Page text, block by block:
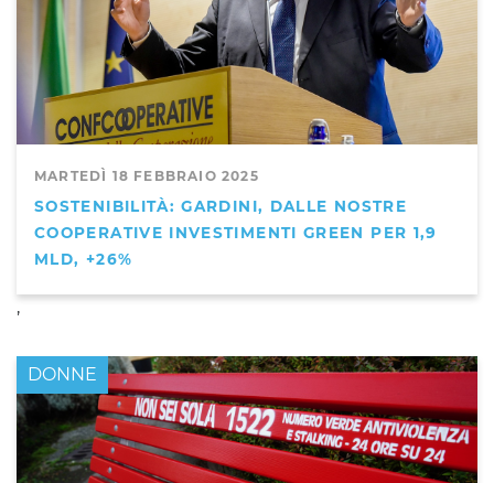
MARTEDÌ 18 FEBBRAIO 2025
SOSTENIBILITÀ: GARDINI, DALLE NOSTRE
COOPERATIVE INVESTIMENTI GREEN PER 1,9
MLD, +26%
,
DONNE